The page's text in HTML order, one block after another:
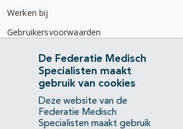
Werken bij
Gebruikersvoorwaarden
Privacyverklaring
Contact
Mercatorlaan 1200
3528 BL Utrecht
De Federatie Medisch
Specialisten maakt
gebruik van cookies
Deze website van de
Federatie Medisch
Specialisten maakt gebruik